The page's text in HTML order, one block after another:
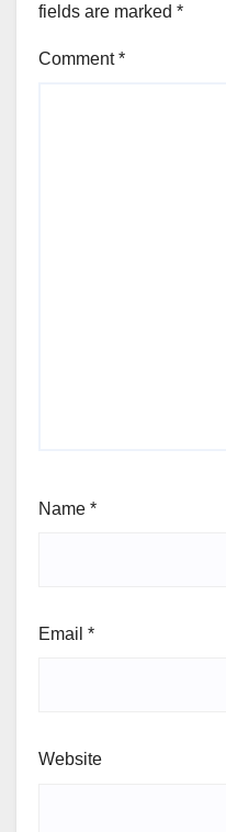
fields are marked *
Comment*
Name *
Email *
Website